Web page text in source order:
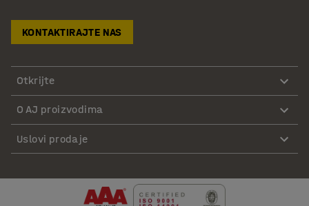
KONTAKTIRAJTE NAS
Otkrijte
O AJ proizvodima
Uslovi prodaje